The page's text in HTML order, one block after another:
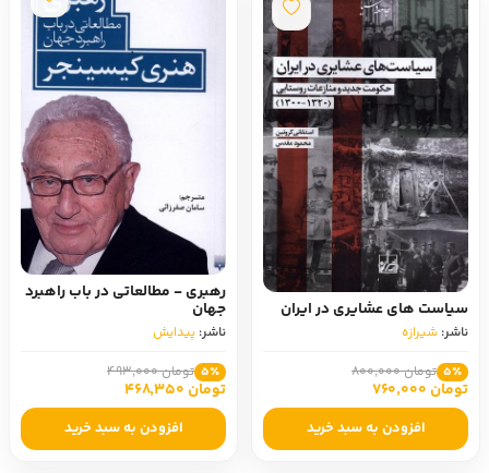
سیاست‌ های عشایری در ایران
ناشر: شیرازه
5٪ تومان 800,000
تومان 760,000
افزودن به سبد خرید
رهبری - مطالعاتی‌ در باب‌ راهبرد
جهان
ناشر: پیدایش
5٪ تومان 493,000
تومان 468,350
افزودن به سبد خرید